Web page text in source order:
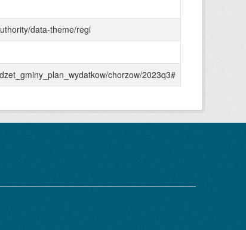
data-theme/regi
chorzow/2023q3#